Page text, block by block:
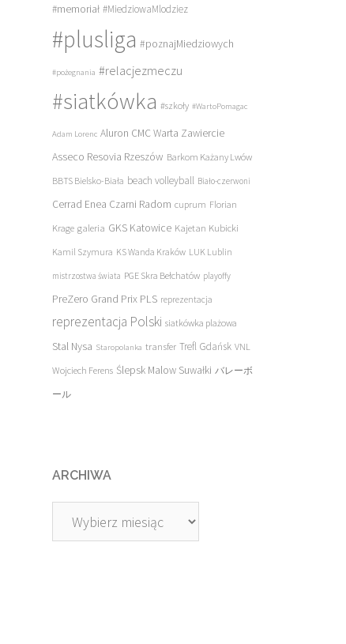
#memoriał #MiedziowaMlodziez
#plusliga #poznajMiedziowych
#pożegnania #relacjezmeczu
#siatkówka #szkoły #WartoPomagac
Adam Lorenc Aluron CMC Warta Zawiercie
Asseco Resovia Rzeszów Barkom Każany Lwów
BBTS Bielsko-Biała beach volleyball Biało-czerwoni
Cerrad Enea Czarni Radom cuprum Florian
Krage galeria GKS Katowice Kajetan Kubicki
Kamil Szymura KS Wanda Kraków LUK Lublin
mistrzostwa świata PGE Skra Bełchatów playoffy
PreZero Grand Prix PLS reprezentacja
reprezentacja Polski siatkówka plażowa
Stal Nysa Staropolanka transfer Trefl Gdańsk VNL
Wojciech Ferens Ślepsk Malow Suwałki バレーボ
ール
ARCHIWA
Archiwa